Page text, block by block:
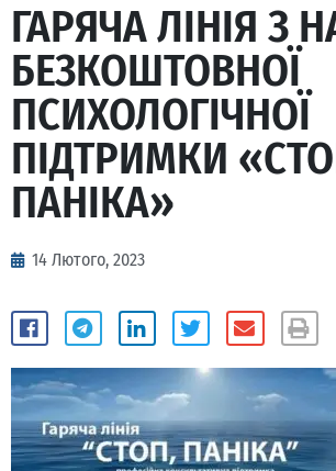
ГАРЯЧА ЛІНІЯ З
БЕЗКОШТОВНОЇ
ПСИХОЛОГІЧНОЇ
ПІДТРИМКИ
ПАНІКА»
14 Лютого, 2023